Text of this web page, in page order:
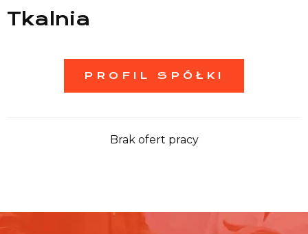
Tkalnia
PROFIL SPÓŁKI
Brak ofert pracy